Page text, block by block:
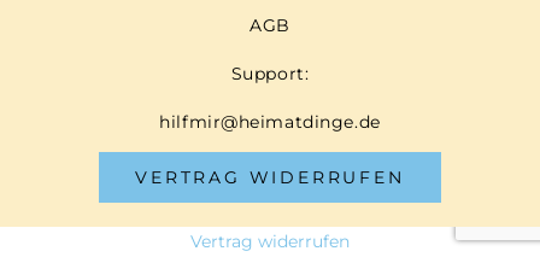
AGB
Support:
hilfmir@heimatdinge.de
VERTRAG WIDERRUFEN
Vertrag widerrufen